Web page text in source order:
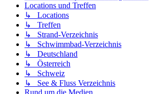
Locations und Treffen
↳ Locations
↳ Treffen
↳ Strand-Verzeichnis
↳ Schwimmbad-Verzeichnis
↳ Deutschland
↳ Österreich
↳ Schweiz
↳ See & Fluss Verzeichnis